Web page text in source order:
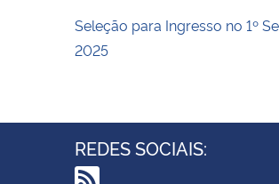
Seleção para Ingresso no 1º
2025
REDES SOCIAIS: